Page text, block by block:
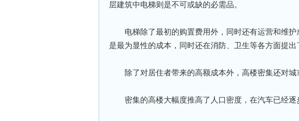
层建筑中电梯则是不可或缺的必需品。
电梯除了最初的购置费用外，同时还有运营和维
是最为显性的成本，同时还在消防、卫生等各方面提出
除了对居住者带来的高额成本外，高楼密集还对城
密集的高楼大幅度推高了人口密度，在汽⻋已经